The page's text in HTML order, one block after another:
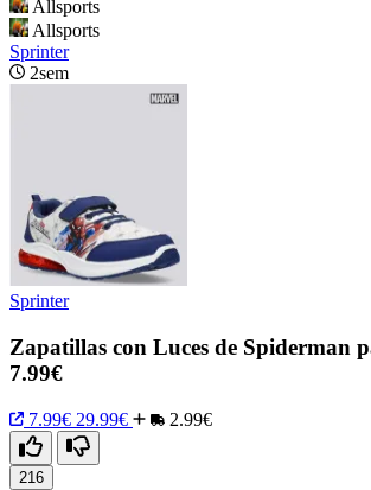
Allsports
Allsports
Sprinter
2sem
Sprinter
Zapatillas con Luces de Spiderman
7.99€
7.99€ 29.99€ 2.99€
216